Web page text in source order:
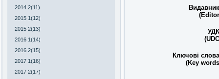
2014 2(11)
2015 1(12)
2015 2(13)
2016 1(14)
2016 2(15)
2017 1(16)
2017 2(17)
Ключові
(Key